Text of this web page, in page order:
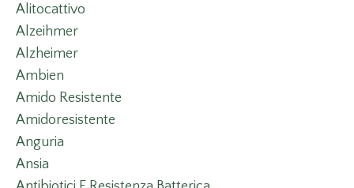
Alitocattivo
Alzeihmer
Alzheimer
Ambien
Amido Resistente
Amidoresistente
Anguria
Ansia